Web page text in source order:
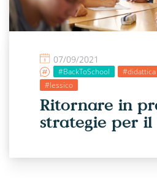
07/09/2021
#BackToSchool #didattica
#lessico
Ritornare in
strategie per il